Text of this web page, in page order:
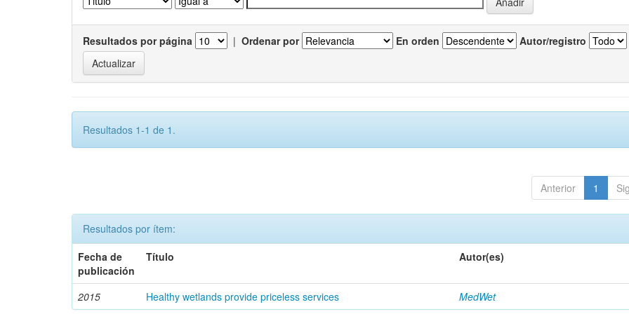
Resultados por página | Ordenar por En orden Autor/registro
Resultados 1-1 de 1.
Anterior 1
Resultados por ítem:
Fecha de
publicación
Título Autor(es)
2015 Healthy wetlands provide priceless services MedWet